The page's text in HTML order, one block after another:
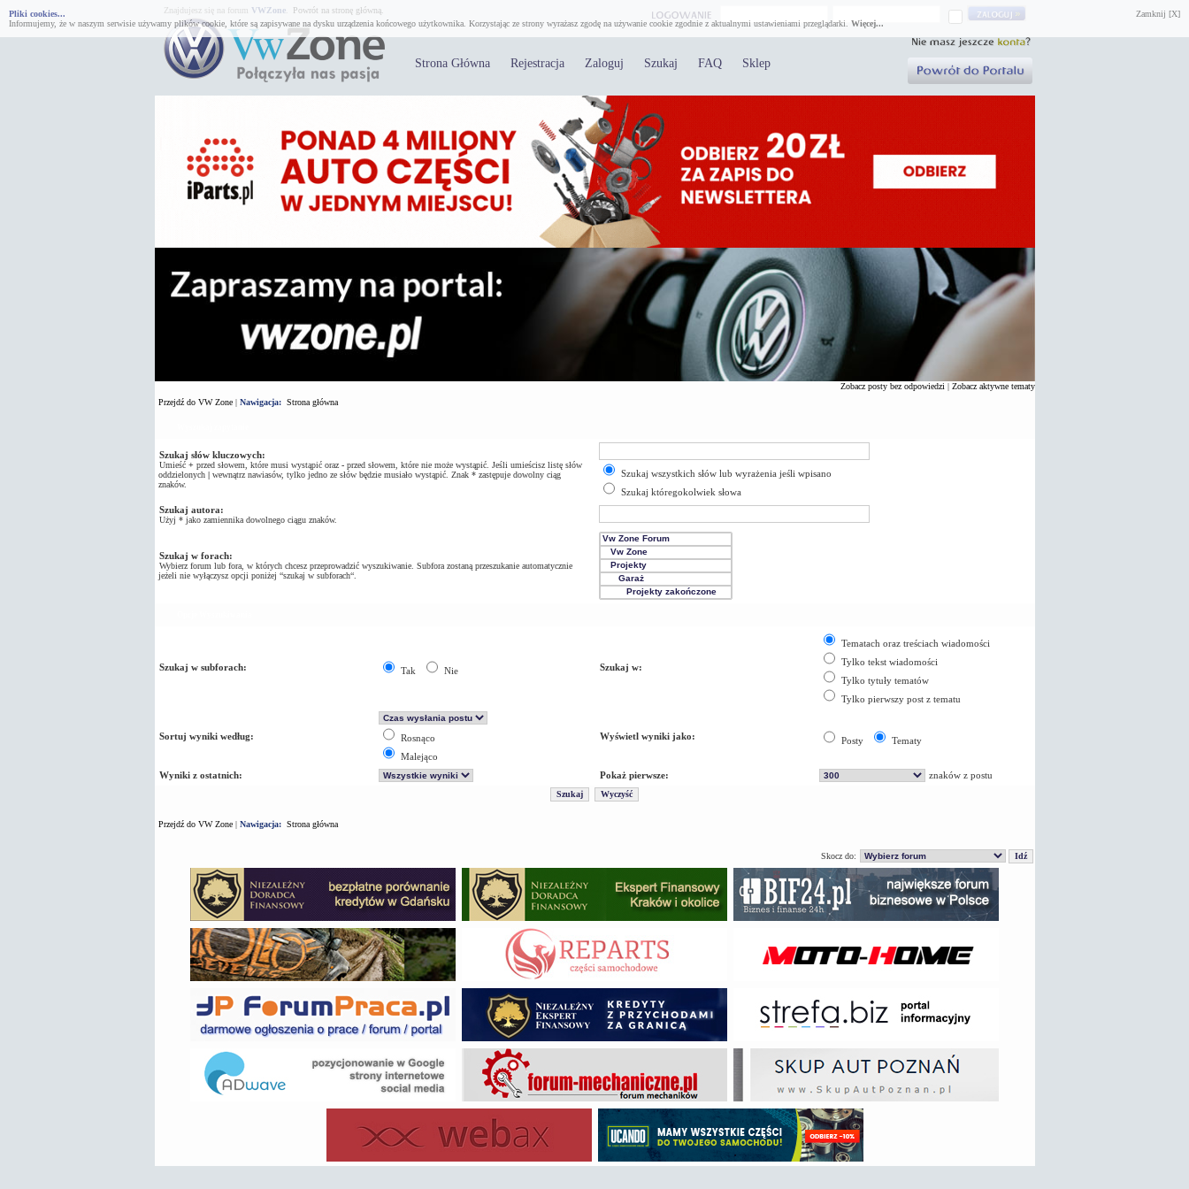
Zamknij [X]
Pliki cookies...
Informujemy, że w naszym serwisie używamy plików cookie, które są zapisywane na dysku urządzenia końcowego użytkownika. Korzystając ze strony wyrażasz zgodę na używanie cookie zgodnie z aktualnymi ustawieniami przeglądarki. Więcej...
Znajdujesz się na forum VWZone. Powrót na stronę główną.
Strona Główna Rejestracja Zaloguj Szukaj FAQ Sklep
Zobacz posty bez odpowiedzi | Zobacz aktywne tematy
Przejdź do VW Zone| Nawigacja: Strona główna
Szukaj słów kluczowych:
Umieść +przed słowem, które musi wystąpić oraz -przed słowem, które nie może wystąpić. Jeśli umieścisz listę słów
oddzielonych |wewnątrz nawiasów, tylko jedno ze słów będzie musiało wystąpić. Znak * zastępuje dowolny ciąg
znaków.
Szukaj wszystkich słów lub wyrażenia jeśli wpisano
Szukaj któregokolwiek słowa
Szukaj autora:
Użyj * jako zamiennika dowolnego ciągu znaków.
Szukaj w forach:
Wybierz forum lub fora, w których chcesz przeprowadzić wyszukiwanie. Subfora zostaną przeszukanie automatycznie
jeżeli nie wyłączysz opcji poniżej “szukaj w subforach“.
Szukaj w subforach: Tak Nie Szukaj w:
Tematach oraz treściach wiadomości
Tylko tekst wiadomości
Tylko tytuły tematów
Tylko pierwszy post z tematu
Sortuj wyniki według:
Rosnąco
Malejąco
Wyświetl wyniki jako: Posty Tematy
Wyniki z ostatnich: Pokaż pierwsze: znaków z postu
Przejdź do VW Zone| Nawigacja: Strona główna
Skocz do: